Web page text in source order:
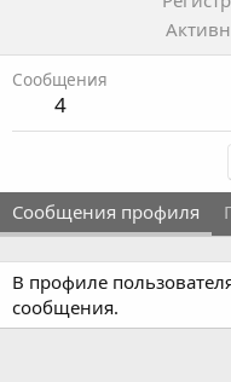
Сообщения
4
Сообщения профиля
В профиле
сообщения.